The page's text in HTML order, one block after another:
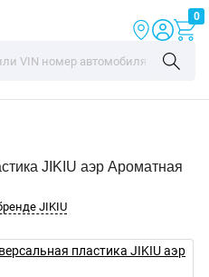
0
JIKIU аэр Ароматная
JIKIU